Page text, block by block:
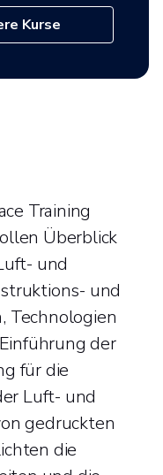
Kurse
Training
Überblick
und
und
Technologien
der
für die
Luft- und
gedruckten
die